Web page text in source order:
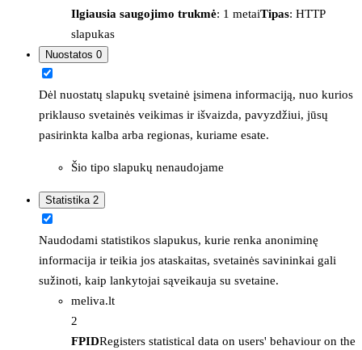
Ilgiausia saugojimo trukmė: 1 metaiTipas: HTTP
slapukas
Nuostatos 0
Dėl nuostatų slapukų svetainė įsimena informaciją, nuo kurios
priklauso svetainės veikimas ir išvaizda, pavyzdžiui, jūsų
pasirinkta kalba arba regionas, kuriame esate.
Šio tipo slapukų nenaudojame
Statistika 2
Naudodami statistikos slapukus, kurie renka anoniminę
informacija ir teikia jos ataskaitas, svetainės savininkai gali
sužinoti, kaip lankytojai sąveikauja su svetaine.
meliva.lt
2
FPIDRegisters statistical data on users' behaviour on the